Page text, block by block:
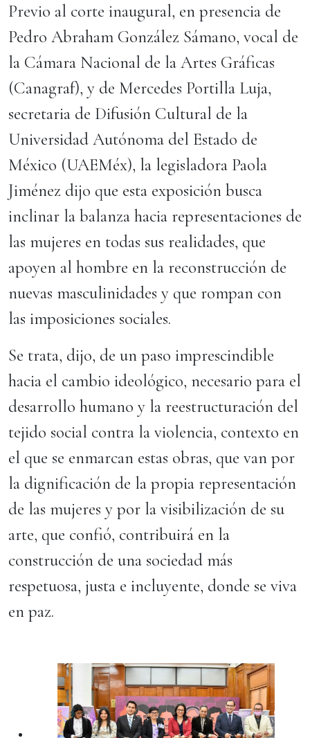
Previo al corte inaugural, en presencia de
Pedro Abraham González Sámano, vocal de
la Cámara Nacional de la Artes Gráficas
(Canagraf), y de Mercedes Portilla Luja,
secretaria de Difusión Cultural de la
Universidad Autónoma del Estado de
México (UAEMéx), la legisladora Paola
Jiménez dijo que esta exposición busca
inclinar la balanza hacia representaciones de
las mujeres en todas sus realidades, que
apoyen al hombre en la reconstrucción de
nuevas masculinidades y que rompan con
las imposiciones sociales.
Se trata, dijo, de un paso imprescindible
hacia el cambio ideológico, necesario para el
desarrollo humano y la reestructuración del
tejido social contra la violencia, contexto en
el que se enmarcan estas obras, que van por
la dignificación de la propia representación
de las mujeres y por la visibilización de su
arte, que confió, contribuirá en la
construcción de una sociedad más
respetuosa, justa e incluyente, donde se viva
en paz.